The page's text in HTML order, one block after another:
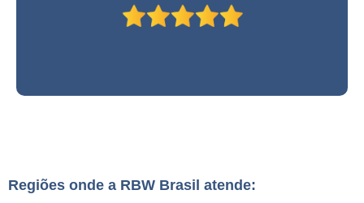
Regiões onde a RBW Brasil atende: